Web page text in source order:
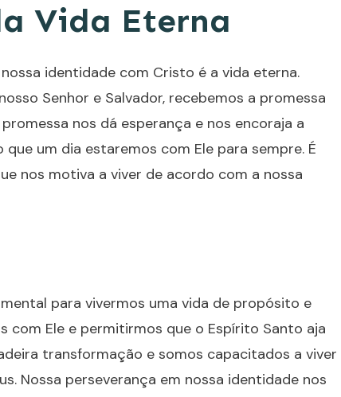
Vida Eterna
identidade com Cristo é a vida eterna.
Senhor e Salvador, recebemos a promessa
nos dá esperança e nos encoraja a
um dia estaremos com Ele para sempre. É
nos motiva a viver de acordo com a nossa
para vivermos uma vida de propósito e
com Ele e permitirmos que o Espírito Santo aja
transformação e somos capacitados a viver
Nossa perseverança em nossa identidade nos